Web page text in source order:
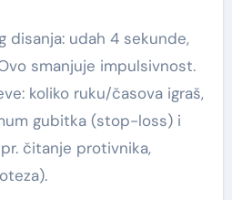
disanja: udah 4 sekunde,
smanjuje impulsivnost.
koliko ruku/časova igraš,
gubitka (stop-loss) i
čitanje protivnika,